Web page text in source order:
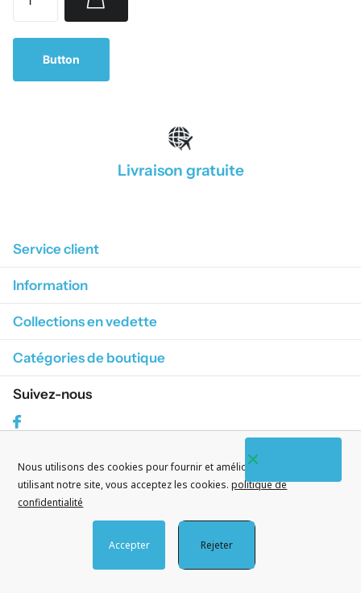
Button
Livraison gratuite
Service client
Information
Collections en vedette
Catégories de boutique
Suivez-nous
S'abonner à nos courriels
©2026CityWatches.fr
Nous utilisons des cookies pour fournir et améliorer nos services. En
utilisant notre site, vous acceptez les cookies. politique de
confidentialité
Accepter Rejeter